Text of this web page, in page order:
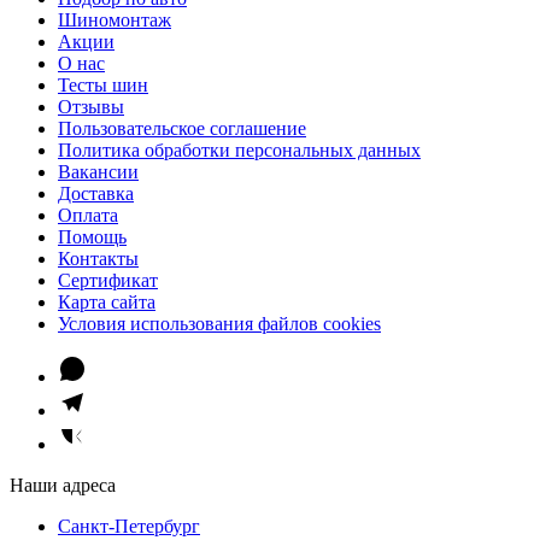
Шиномонтаж
Акции
О нас
Тесты шин
Отзывы
Пользовательское соглашение
Политика обработки персональных данных
Вакансии
Доставка
Оплата
Помощь
Контакты
Сертификат
Карта сайта
Условия использования файлов cookies
Наши адреса
Санкт-Петербург